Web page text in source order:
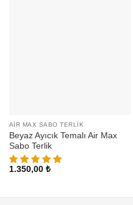
AIR MAX SABO TERLIK
Beyaz Ayıcık Temalı Air Max
Sabo Terlik
1.350,00 ₺